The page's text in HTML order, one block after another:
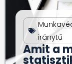
iránytű
Amit a